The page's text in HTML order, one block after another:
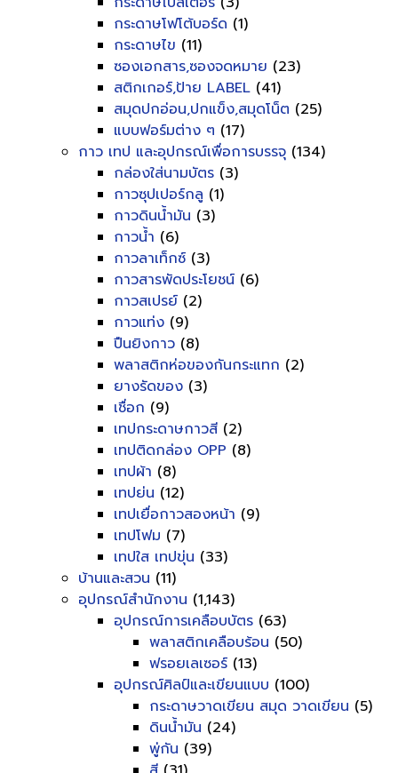
กระดาษโฟโต้บอร์ด (1)
กระดาษไข (11)
ซองเอกสาร,ซองจดหมาย (23)
สติกเกอร์,ป้าย LABEL (41)
สมุดปกอ่อน,ปกแข็ง,สมุดโน็ต (25)
แบบฟอร์มต่าง ๆ (17)
กาว เทป และอุปกรณ์เพื่อการบรรจุ (134)
กล่องใส่นามบัตร (3)
กาวซุปเปอร์กลู (1)
กาวดินน้ำมัน (3)
กาวน้ำ (6)
กาวลาเท็กซ์ (3)
กาวสารพัดประโยชน์ (6)
กาวสเปรย์ (2)
กาวแท่ง (9)
ปืนยิงกาว (8)
พลาสติกห่อของกันกระแทก (2)
ยางรัดของ (3)
เชื่อก (9)
เทปกระดาษกาวสี (2)
เทปติดกล่อง OPP (8)
เทปผ้า (8)
เทปย่น (12)
เทปเยื่อกาวสองหน้า (9)
เทปโฟม (7)
เทปใส เทปขุ่น (33)
บ้านและสวน (11)
อุปกรณ์สำนักงาน (1,143)
อุปกรณ์การเคลือบบัตร (63)
พลาสติกเคลือบร้อน (50)
ฟรอยเลเซอร์ (13)
อุปกรณ์ศิลป์และเขียนแบบ (100)
กระดาษวาดเขียน สมุด วาดเขียน (5)
ดินน้ำมัน (24)
พู่กัน (39)